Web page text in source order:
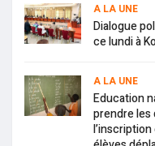
A LA UNE
Dialogue
ce lundi à
A LA UNE
Education
prendre les